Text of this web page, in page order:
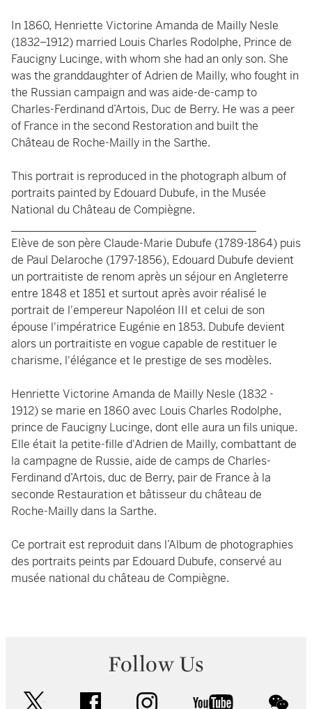
In 1860, Henriette Victorine Amanda de Mailly Nesle
(1832–1912) married Louis Charles Rodolphe, Prince de
Faucigny Lucinge, with whom she had an only son. She
was the granddaughter of Adrien de Mailly, who fought in
the Russian campaign and was aide-de-camp to
Charles-Ferdinand d’Artois, Duc de Berry. He was a peer
of France in the second Restoration and built the
Château de Roche-Mailly in the Sarthe.
This portrait is reproduced in the photograph album of
portraits painted by Edouard Dubufe, in the Musée
National du Château de Compiègne.
Elève de son père Claude-Marie Dubufe (1789-1864) puis
de Paul Delaroche (1797-1856), Edouard Dubufe devient
un portraitiste de renom après un séjour en Angleterre
entre 1848 et 1851 et surtout après avoir réalisé le
portrait de l'empereur Napoléon III et celui de son
épouse l'impératrice Eugénie en 1853. Dubufe devient
alors un portraitiste en vogue capable de restituer le
charisme, l'élégance et le prestige de ses modèles.
Henriette Victorine Amanda de Mailly Nesle (1832 -
1912) se marie en 1860 avec Louis Charles Rodolphe,
prince de Faucigny Lucinge, dont elle aura un fils unique.
Elle était la petite-fille d'Adrien de Mailly, combattant de
la campagne de Russie, aide de camps de Charles-
Ferdinand d’Artois, duc de Berry, pair de France à la
seconde Restauration et bâtisseur du château de
Roche-Mailly dans la Sarthe.
Ce portrait est reproduit dans l’Album de photographies
des portraits peints par Edouard Dubufe, conservé au
musée national du château de Compiègne.
Follow Us
facebook instagram youtube